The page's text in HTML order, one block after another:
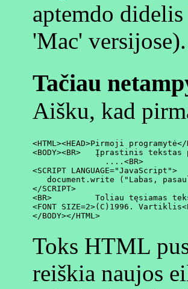
aptemdo
'Mac' versijose).
Tačiau
Aišku, kad
<HTML><HEAD>Pirmoji programytė</
<BODY><BR>   Įprastinis tekstas
               ....<BR>
<SCRIPT LANGUAGE="JavaScript">
document.write ("Labas,
</SCRIPT>
<BR>         Toliau tęsiamas
<FONT SIZE=2>(C)1996.
Toks HTML
reiškia naujos